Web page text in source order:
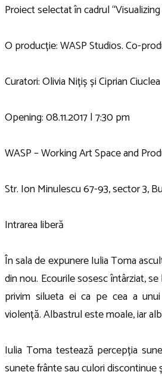
Proiect selectat în cadrul
O producție: WASP Studios. Co-
Curatori: Olivia Nițiș și Ciprian Ciuclea
Opening: 08.11.2017 | 7:30 pm
WASP – Working Art Space and
Str. Ion Minulescu 67-93, sector 3,
Intrarea liberă
În sala de expunere Iulia Toma
din nou. Ecourile sosesc întârziat,
privim silueta ei ca pe cea a
violență. Albastrul este moale, iar
Iulia Toma testează percepția
sunete frânte sau culori discontinue